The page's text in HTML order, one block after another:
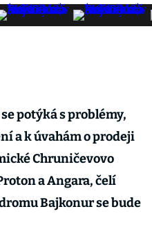
potýká s problémy,
a k úvahám o prodeji
Chruničevovo
a Angara, čelí
Bajkonur se bude